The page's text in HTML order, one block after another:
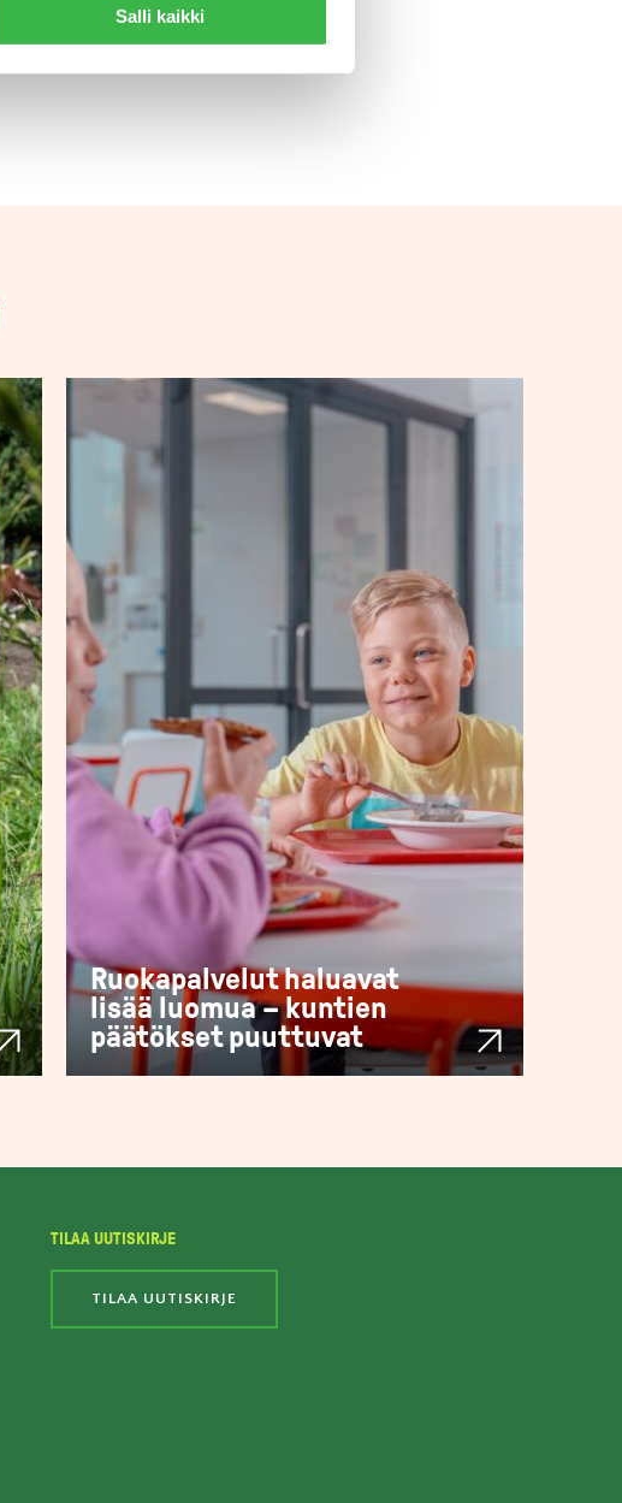
Salli kaikki
Ruokapalvelut haluavat
lisää luomua – kuntien
päätökset puuttuvat
TILAA UUTISKIRJE
TILAA UUTISKIRJE